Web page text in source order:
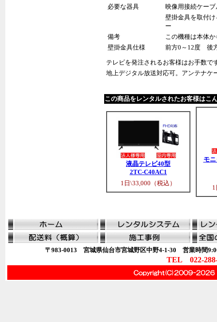
必要な器具
映像用接続ケー
壁掛金具を取付
ー
備考
この機種は本体
壁掛金具仕様
前方0～12度 後
テレビを発注されるお客様はお手数
地上デジタル放送対応可。アンテナケ
この商品をレンタルされたお客様はこ
液晶テレビ40型
2TC-C40AC1
1日\33,000（税込）
モ
〒983-0013 宮城県仙台市宮城野区中野4-1-30 営業時間
TEL 022-